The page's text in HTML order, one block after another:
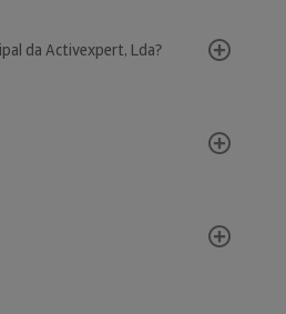
da Activexpert, Lda?